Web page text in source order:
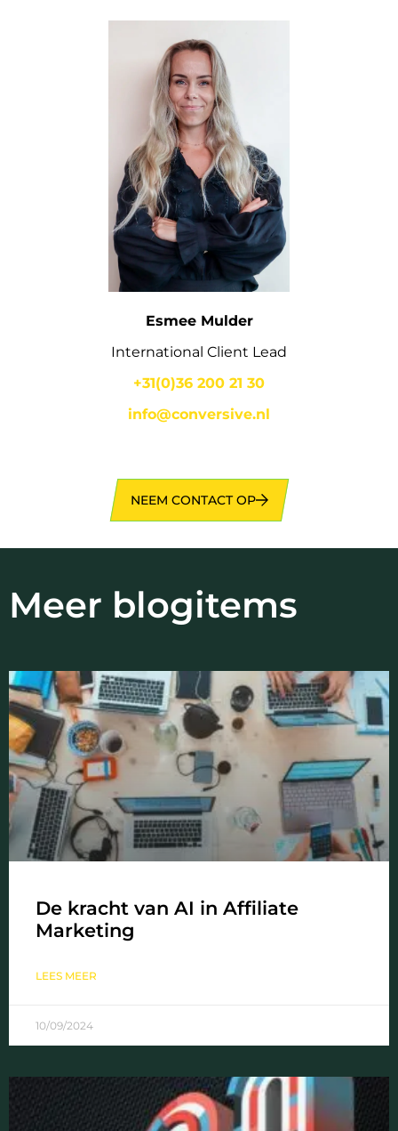
Esmee Mulder
International Client Lead
+31(0)36 200 21 30
info@conversive.nl
NEEM CONTACT OP
Meer blogitems
De kracht van AI in Affiliate
Marketing
LEES MEER
10/09/2024